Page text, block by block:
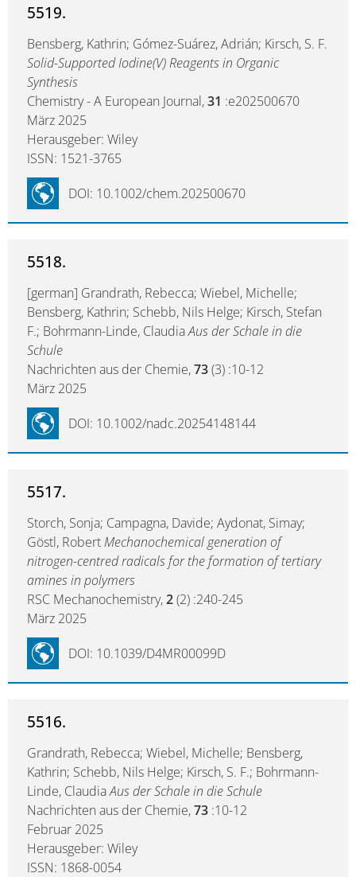
5519.
Bensberg, Kathrin; Gómez-Suárez, Adrián; Kirsch, S. F.
Solid-Supported Iodine(V) Reagents in Organic
Synthesis
Chemistry - A European Journal,31 :e202500670
März 2025
Herausgeber: Wiley
ISSN: 1521-3765
DOI: 10.1002/chem.202500670
5518.
[german] Grandrath, Rebecca; Wiebel, Michelle;
Bensberg, Kathrin; Schebb, Nils Helge; Kirsch, Stefan
F.; Bohrmann-Linde, ClaudiaAus der Schale in die
Schule
Nachrichten aus der Chemie,73(3) :10-12
März 2025
DOI: 10.1002/nadc.20254148144
5517.
Storch, Sonja; Campagna, Davide; Aydonat, Simay;
Göstl, RobertMechanochemical generation of
nitrogen-centred radicals for the formation of tertiary
amines in polymers
RSC Mechanochemistry,2(2) :240-245
März 2025
DOI: 10.1039/D4MR00099D
5516.
Grandrath, Rebecca; Wiebel, Michelle; Bensberg,
Kathrin; Schebb, Nils Helge; Kirsch, S. F.; Bohrmann-
Linde, ClaudiaAus der Schale in die Schule
Nachrichten aus der Chemie,73 :10-12
Februar 2025
Herausgeber: Wiley
ISSN: 1868-0054